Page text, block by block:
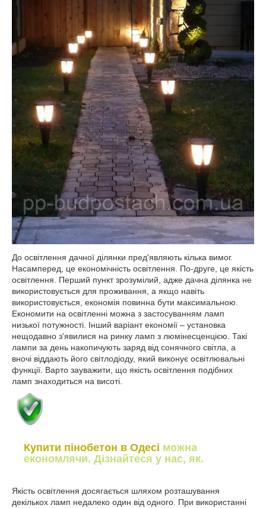
До освітлення дачної ділянки пред'являють кілька вимог.
Насамперед, це економічність освітлення. По-друге, це якість
освітлення. Перший пункт зрозумілий, адже дачна ділянка не
використовується для проживання, а якщо навіть
використовується, економія повинна бути максимальною.
Економити на освітленні можна з застосуванням ламп
низької потужності. Інший варіант економії – установка
нещодавно з'явилися на ринку ламп з люмінесценцією. Такі
лампи за день накопичують заряд від сонячного світла, а
вночі віддають його світлодіоду, який виконує освітлювальні
функції. Варто зауважити, що якість освітлення подібних
ламп знаходиться на висоті.
Купити пінобетон в Одесі можна
економлячи. Дізнайтеся у нас, як.
Якість освітлення досягається шляхом розташування
декількох ламп недалеко один від одного. При використанні